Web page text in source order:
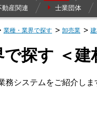
動産関連 士業団体
業種・業界で探す 卸売業
探す ＜建
務システムをご紹介し